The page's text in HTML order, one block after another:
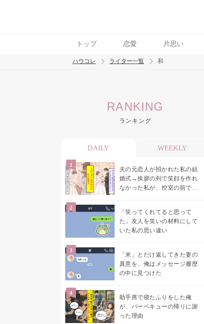
トップ 恋愛 片思い
トレンド ワード
ハウコレ ライター一覧 和
RANKING
ランキング
DAILY WEEKLY
夫の元恋人が招かれた私の結
婚式→挨拶の列で笑顔を作れ
なかった私が、控室の前で彼
「笑ってくれてると思って
た」友人を笑いの材料にして
いた私の思い違い
「米」とだけ返してきた妻の
真意を、俺はメッセージ履歴
の中に見つけた
助手席で寝たふりをした俺
が、バーベキューの帰りに謝
った理由